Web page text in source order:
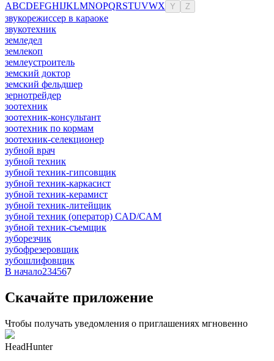
ABCDEFGHIJKLMNOPQRSTUVWX Y Z
звукорежиссер в караоке
звукотехник
земледел
землекоп
землеустроитель
земский доктор
земский фельдшер
зернотрейдер
зоотехник
зоотехник-консультант
зоотехник по кормам
зоотехник-селекционер
зубной врач
зубной техник
зубной техник-гипсовщик
зубной техник-каркасист
зубной техник-керамист
зубной техник-литейщик
зубной техник (оператор) CAD/CAM
зубной техник-съемщик
зуборезчик
зубофрезеровщик
зубошлифовщик
В начало234567
Скачайте приложение
Чтобы получать уведомления о приглашениях мгновенно
HeadHunter